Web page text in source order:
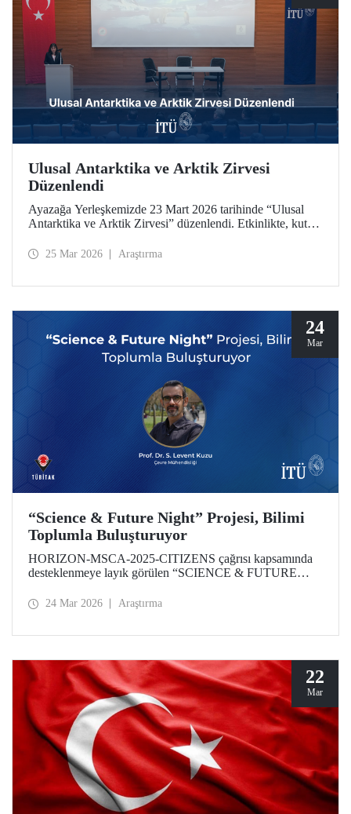
Ulusal Antarktika ve Arktik Zirvesi
Düzenlendi
Ayazağa Yerleşkemizde 23 Mart 2026 tarihinde “Ulusal
Antarktika ve Arktik Zirvesi” düzenlendi. Etkinlikte, kutup
gelişmeler, akademik çalışmalar ve endüstriyel uygulamalar
25 Mar 2026 Araştırma
24
Mar
“Science & Future Night” Projesi, Bilimi
Toplumla Buluşturuyor
HORIZON-MSCA-2025-CITIZENS çağrısı kapsamında
desteklenmeye layık görülen “SCIENCE & FUTURE
akademisyenimiz Prof. Dr. Levent Kuzu yürütücülüğünde
ve araştırma kültürünün şehir yaşamı ile entegrasyonunu
hedefliyor.
24 Mar 2026 Araştırma
22
Mar